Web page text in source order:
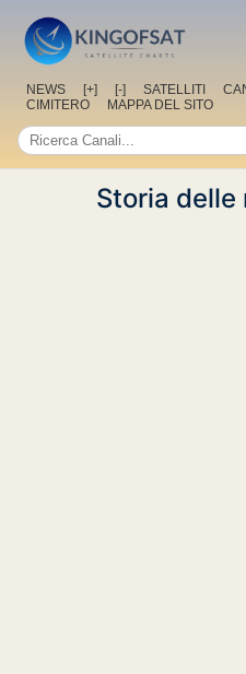
NEWS [+] [-] SATELLITI
CIMITERO
MAPPA DEL SITO
Storia delle